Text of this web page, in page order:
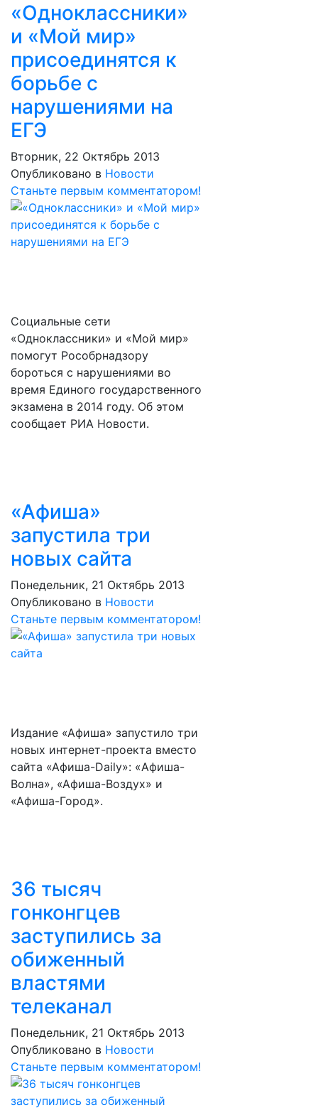
«Одноклассники»
и «Мой мир»
присоединятся к
борьбе с
нарушениями на
ЕГЭ
Вторник, 22 Октябрь 2013
Опубликовано в Новости
Станьте первым комментатором!
Социальные сети
«Одноклассники» и «Мой мир»
помогут Рособрнадзору
бороться с нарушениями во
время Единого государственного
экзамена в 2014 году. Об этом
сообщает РИА Новости.
«Афиша»
запустила три
новых сайта
Понедельник, 21 Октябрь 2013
Опубликовано в Новости
Станьте первым комментатором!
Издание «Афиша» запустило три
новых интернет-проекта вместо
сайта «Афиша-Daily»: «Афиша-
Волна», «Афиша-Воздух» и
«Афиша-Город».
36 тысяч
гонконгцев
заступились за
обиженный
властями
телеканал
Понедельник, 21 Октябрь 2013
Опубликовано в Новости
Станьте первым комментатором!